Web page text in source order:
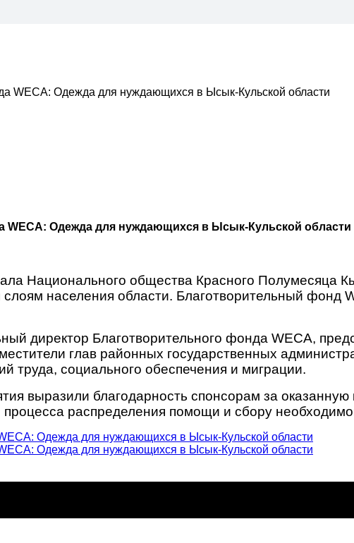
WECA: Одежда для нуждающихся в Ысык-Кульской области
WECA: Одежда для нуждающихся в Ысык-Кульской области
Национального общества Красного Полумесяца
населения области. Благотворительный фонд
директор Благотворительного фонда WECA,
глав районных государственных
труда, социального обеспечения и миграции.
выразили благодарность спонсорам за
процесса распределения помощи и сбору